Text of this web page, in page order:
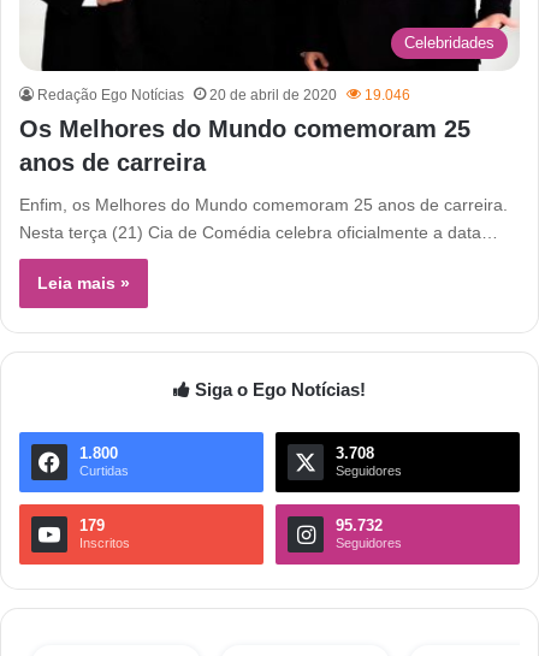
Celebridades
Redação Ego Notícias 20 de abril de 2020 19.046
Os Melhores do Mundo comemoram 25
anos de carreira
Enfim, os Melhores do Mundo comemoram 25 anos de carreira.
Nesta terça (21) Cia de Comédia celebra oficialmente a data…
Leia mais »
Siga o Ego Notícias!
1.800
Curtidas
3.708
Seguidores
179
Inscritos
95.732
Seguidores